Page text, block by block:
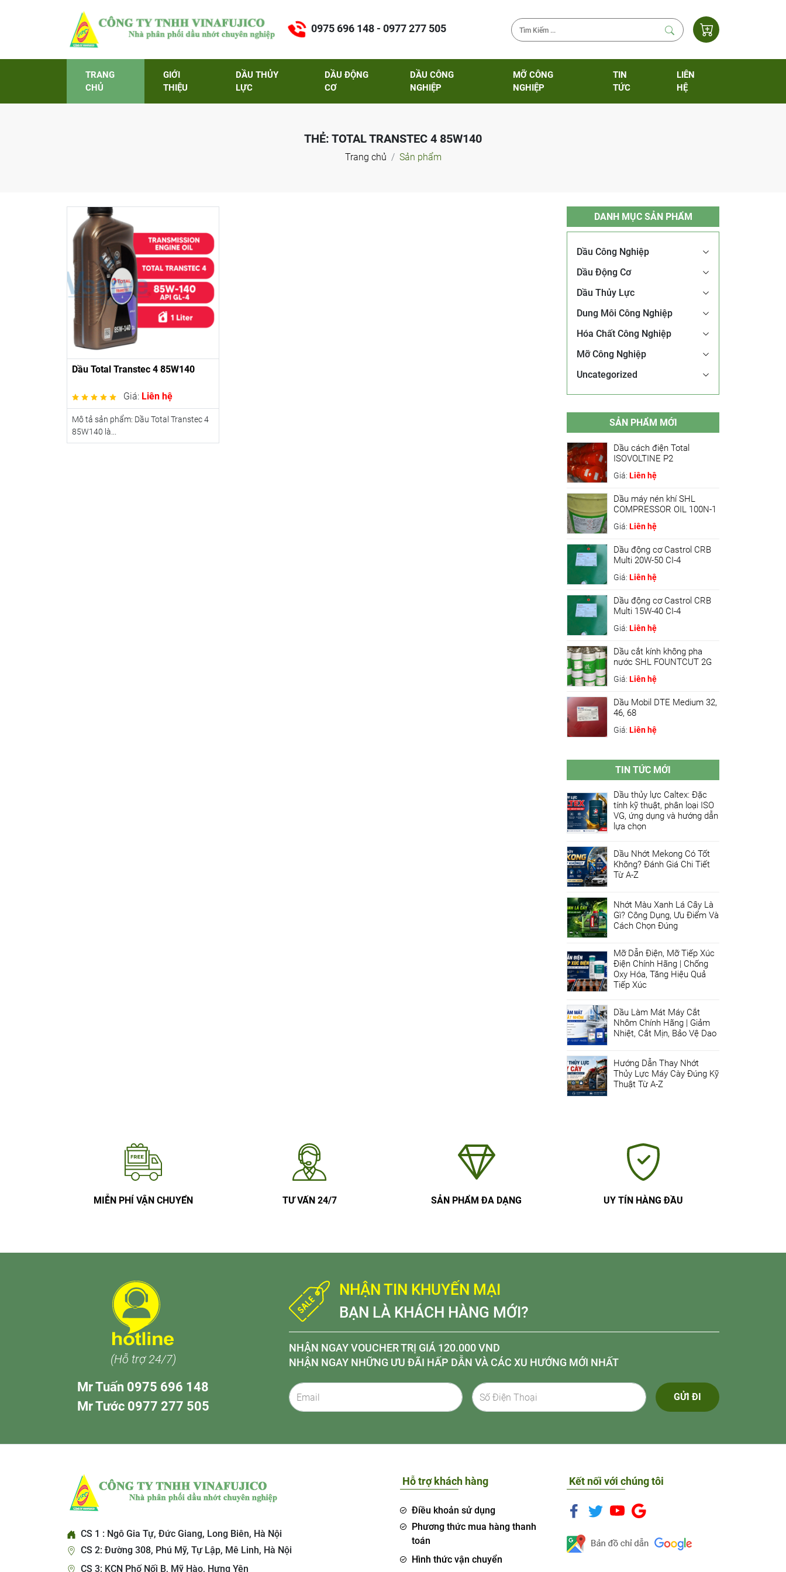
0975 696 148 - 0977 277 505
TRANG
CHỦ
GIỚI
THIỆU
DẦU THỦY
LỰC
DẦU ĐỘNG
CƠ
DẦU CÔNG
NGHIỆP
MỠ CÔNG
NGHIỆP
TIN
TỨC
LIÊN
HỆ
THẺ: TOTAL TRANSTEC 4 85W140
Trang chủ Sản phẩm
Dầu Total Transtec 4 85W140
Giá: Liên hệ
Mô tả sản phẩm: Dầu Total Transtec 4
85W140 là...
DANH MỤC SẢN PHẨM
Dầu Công Nghiệp
Dầu Động Cơ
Dầu Thủy Lực
Dung Môi Công Nghiệp
Hóa Chất Công Nghiệp
Mỡ Công Nghiệp
Uncategorized
SẢN PHẨM MỚI
Dầu cách điện Total
ISOVOLTINE P2
Giá: Liên hệ
Dầu máy nén khí SHL
COMPRESSOR OIL 100N-1
Giá: Liên hệ
Dầu động cơ Castrol CRB
Multi 20W-50 CI-4
Giá: Liên hệ
Dầu động cơ Castrol CRB
Multi 15W-40 CI-4
Giá: Liên hệ
Dầu cắt kính không pha
nước SHL FOUNTCUT 2G
Giá: Liên hệ
Dầu Mobil DTE Medium 32,
46, 68
Giá: Liên hệ
TIN TỨC MỚI
Dầu thủy lực Caltex: Đặc
tính kỹ thuật, phân loại ISO
VG, ứng dụng và hướng dẫn
lựa chọn
Dầu Nhớt Mekong Có Tốt
Không? Đánh Giá Chi Tiết
Từ A-Z
Nhớt Màu Xanh Lá Cây Là
Gì? Công Dụng, Ưu Điểm Và
Cách Chọn Đúng
Mỡ Dẫn Điện, Mỡ Tiếp Xúc
Điện Chính Hãng | Chống
Oxy Hóa, Tăng Hiệu Quả
Tiếp Xúc
Dầu Làm Mát Máy Cắt
Nhôm Chính Hãng | Giảm
Nhiệt, Cắt Mịn, Bảo Vệ Dao
Hướng Dẫn Thay Nhớt
Thủy Lực Máy Cày Đúng Kỹ
Thuật Từ A-Z
MIỄN PHÍ VẬN CHUYỂN TƯ VẤN 24/7 SẢN PHẨM ĐA DẠNG UY TÍN HÀNG ĐẦU
(Hỗ trợ 24/7)
Mr Tuấn 0975 696 148
Mr Tước 0977 277 505
NHẬN TIN KHUYẾN MẠI
BẠN LÀ KHÁCH HÀNG MỚI?
NHẬN NGAY VOUCHER TRỊ GIÁ 120.000 VND
NHẬN NGAY NHỮNG ƯU ĐÃI HẤP DẪN VÀ CÁC XU HƯỚNG MỚI NHẤT
GỬI ĐI
CS 1 : Ngô Gia Tự, Đức Giang, Long Biên, Hà Nội
CS 2: Đường 308, Phú Mỹ, Tự Lập, Mê Linh, Hà Nội
CS 3: KCN Phố Nối B, Mỹ Hào, Hưng Yên
Hỗ trợ khách hàng
Điều khoản sử dụng
Phương thức mua hàng thanh
toán
Hình thức vận chuyển
Kết nối với chúng tôi